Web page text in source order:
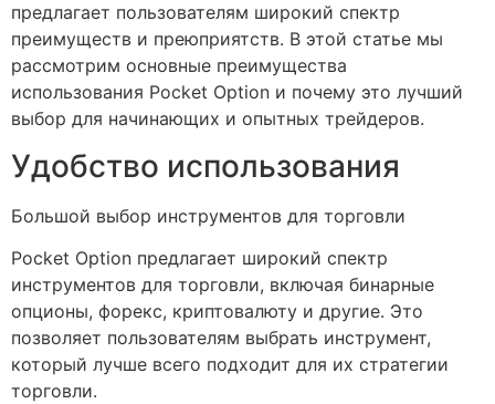
предлагает пользователям широкий спектр
преимуществ и преюприятств. В этой статье мы
рассмотрим основные преимущества
использования Pocket Option и почему это лучший
выбор для начинающих и опытных трейдеров.
Удобство использования
Большой выбор инструментов для торговли
Pocket Option предлагает широкий спектр
инструментов для торговли, включая бинарные
опционы, форекс, криптовалюту и другие. Это
позволяет пользователям выбрать инструмент,
который лучше всего подходит для их стратегии
торговли.